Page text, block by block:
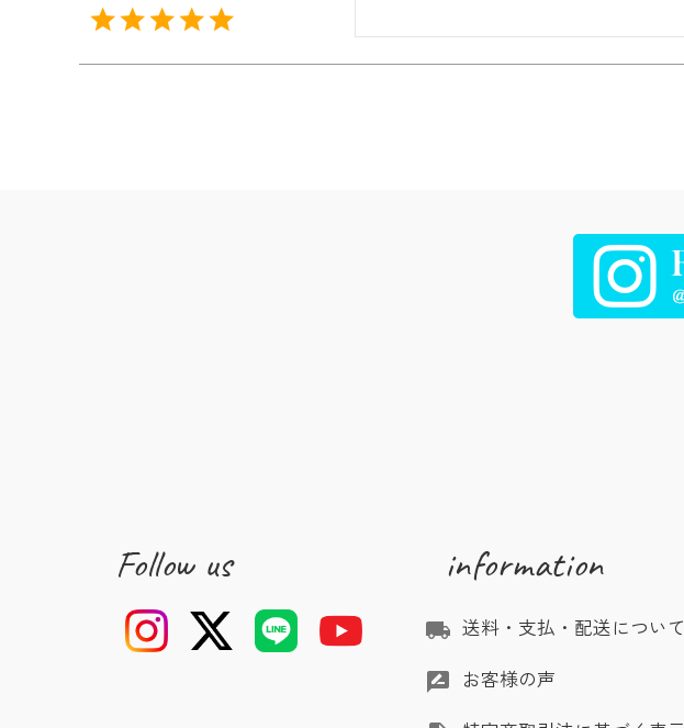
Follow us information
local_shipping 送料・支払・配送について
rate_review お客様の声